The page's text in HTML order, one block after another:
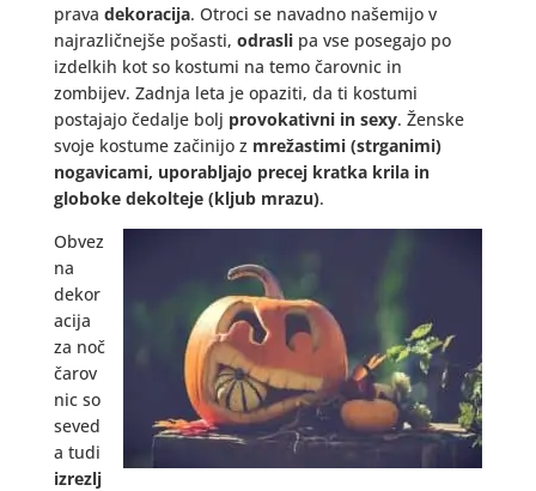
prava dekoracija. Otroci se navadno našemijo v
najrazličnejše pošasti, odraslipa vse posegajo po
izdelkih kot so kostumi na temo čarovnic in
zombijev. Zadnja leta je opaziti, da ti kostumi
postajajo čedalje bolj provokativni in sexy. Ženske
svoje kostume začinijo z mrežastimi (strganimi)
nogavicami, uporabljajo precej kratka krila in
globoke dekolteje (kljub mrazu).
Obvez
na
dekor
acija
za noč
čarov
nic so
seved
a tudi
izrezlj